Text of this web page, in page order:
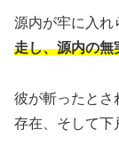
源内が牢に入れ
走し、源内の無
彼が斬ったとさ
存在、そして下